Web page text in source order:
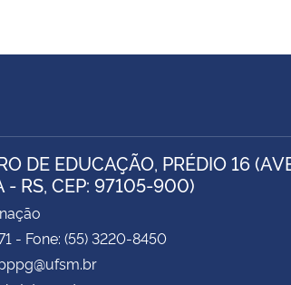
DE EDUCAÇÃO, PRÉDIO 16
- RS, CEP: 97105-900)
- Fone: (55) 3220-8450